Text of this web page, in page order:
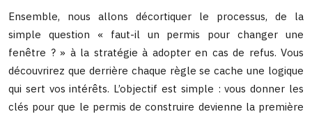
Ensemble, nous allons décortiquer le processus, de la
simple question « faut-il un permis pour changer une
fenêtre ? » à la stratégie à adopter en cas de refus. Vous
découvrirez que derrière chaque règle se cache une logique
qui sert vos intérêts. L’objectif est simple : vous donner les
clés pour que le permis de construire devienne la première